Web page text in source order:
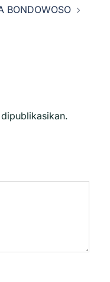
BONDOWOSO